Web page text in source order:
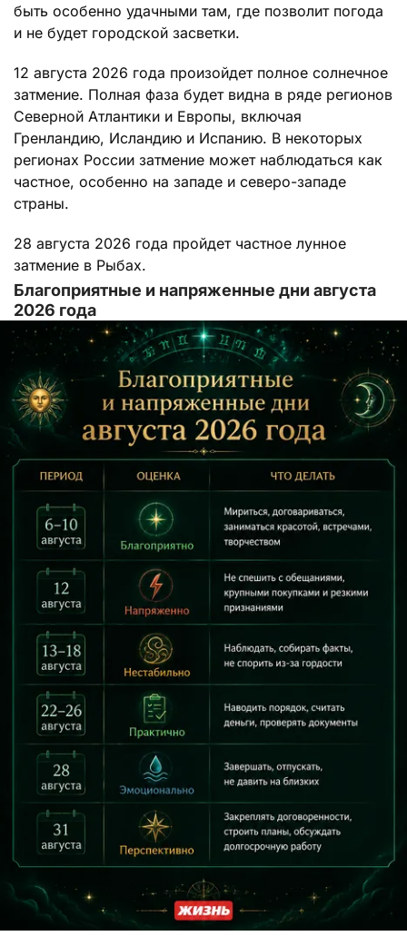
быть особенно удачными там, где позволит погода
и не будет городской засветки.
12 августа 2026 года произойдет полное солнечное
затмение. Полная фаза будет видна в ряде регионов
Северной Атлантики и Европы, включая
Гренландию, Исландию и Испанию. В некоторых
регионах России затмение может наблюдаться как
частное, особенно на западе и северо-западе
страны.
28 августа 2026 года пройдет частное лунное
затмение в Рыбах.
Благоприятные и напряженные дни августа
2026 года